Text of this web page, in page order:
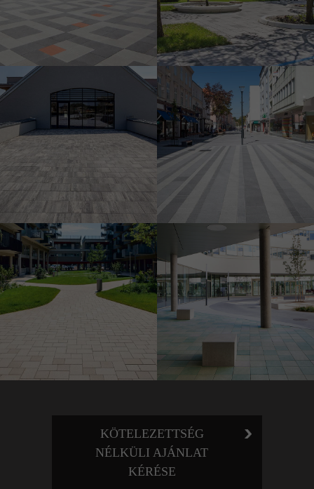
Wildgarten, Bécs – az ARE
Austrian Real Estate
Development GmbH
Wiener Straße sétálóutca,
Wiener Neustadt
In der Wiesen Süd, Bécs
Rudolfsheim-Fünfhaus
idősek otthona, Bécs
KÖTELEZETTSÉG
NÉLKÜLI AJÁNLAT
KÉRÉSE